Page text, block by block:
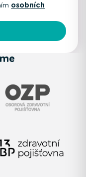
osobních